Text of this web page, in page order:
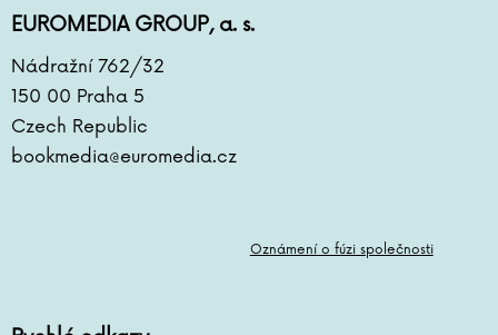
EUROMEDIA GROUP, a. s.
Nádražní 762/32
150 00 Praha 5
Czech Republic
bookmedia@euromedia.cz
Oznámení o fúzi společnosti